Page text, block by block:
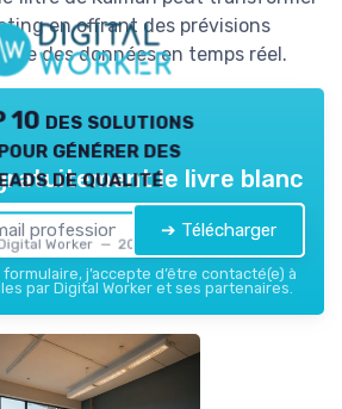
en offrant des prévisions
des données en temps réel.
10 des solutions
générer des
de qualité
Worker — 2026
le livre blanc
➔ Télécharger
j’accepte d’être contacté(e) à
par Digital Worker et ses partenaires.